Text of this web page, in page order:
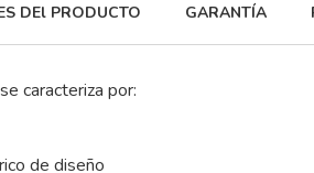
DEl PRODUCTO GARANTÍA
se caracteriza por:
de diseño